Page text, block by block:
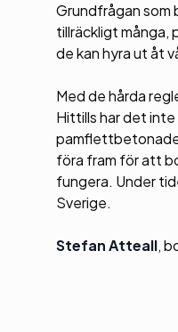
Grundfrågan som
tillräckligt många,
de kan hyra ut åt
Med de hårda
Hittills har det
pamflettbetonade
föra fram för att
fungera. Under
Sverige.
Stefan Atteall,